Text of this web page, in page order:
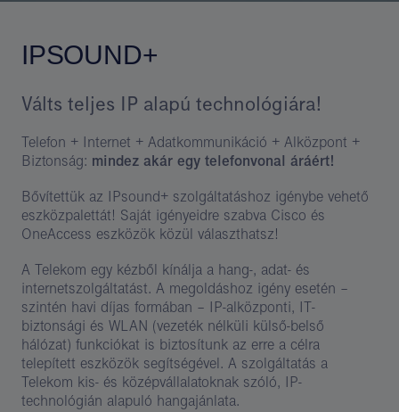
IPSOUND+
Válts teljes IP alapú technológiára!
Telefon + Internet + Adatkommunikáció + Alközpont +
Biztonság: mindez akár egy telefonvonal áráért!
Bővítettük az IPsound+ szolgáltatáshoz igénybe vehető
eszközpalettát! Saját igényeidre szabva Cisco és
OneAccess eszközök közül választhatsz!
A Telekom egy kézből kínálja a hang-, adat- és
internetszolgáltatást. A megoldáshoz igény esetén –
szintén havi díjas formában – IP-alközponti, IT-
biztonsági és WLAN (vezeték nélküli külső-belső
hálózat) funkciókat is biztosítunk az erre a célra
telepített eszközök segítségével. A szolgáltatás a
Telekom kis- és középvállalatoknak szóló, IP-
technológián alapuló hangajánlata.